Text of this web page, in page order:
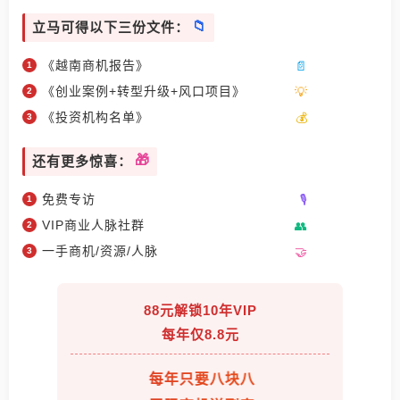
立马可得以下三份文件：
《越南商机报告》
《创业案例+转型升级+风口项目》
《投资机构名单》
还有更多惊喜：
免费专访
VIP商业人脉社群
一手商机/资源/人脉
88元解锁10年VIP
每年仅8.8元
每年只要八块八